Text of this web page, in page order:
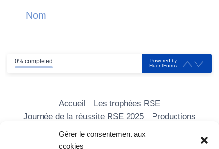
Gérer le consentement aux
cookies
0% completed
Powered by
FluentForms
Accueil
Les trophées RSE
Journée de la réussite RSE 2025
Productions
Les formations
Nos vidéos
Adhérer